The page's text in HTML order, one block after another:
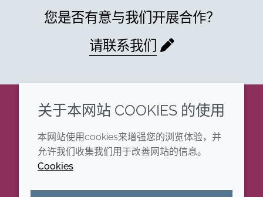
您是否有意与我们开展合作？
请联系我们
企业
年度报告
可持续发展报告
禾大集团
法律信息
条款和条件
可访问性声明
关于本网站 COOKIES 的使用
本网站使用cookies来增强您的浏览体验，并
允许我们收集我们用于改善网站的信息。
Cookies